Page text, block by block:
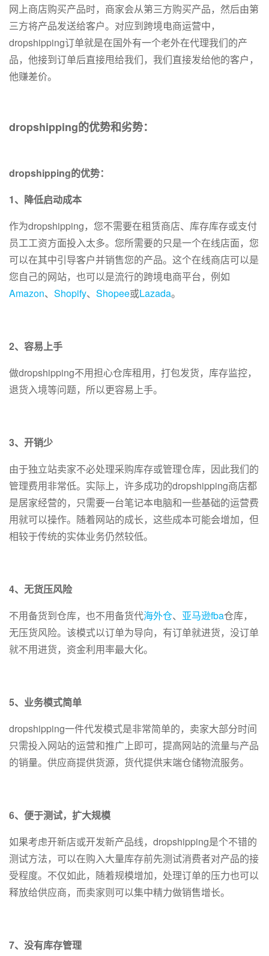
网上商店购买产品时，商家会从第三方购买产品，然后由第
三方将产品发送给客户。对应到跨境电商运营中，
dropshipping订单就是在国外有一个老外在代理我们的产
品，他接到订单后直接甩给我们，我们直接发给他的客户，
他赚差价。
dropshipping的优势和劣势：
dropshipping的优势：
1、降低启动成本
作为dropshipping，您不需要在租赁商店、库存库存或支付
员工工资方面投入太多。您所需要的只是一个在线店面，您
可以在其中引导客户并销售您的产品。这个在线商店可以是
您自己的网站，也可以是流行的跨境电商平台，例如
Amazon、 Shopify、 Shopee或Lazada。
2、容易上手
做dropshipping不用担心仓库租用，打包发货，库存监控，
退货入境等问题，所以更容易上手。
3、开销少
由于独立站卖家不必处理采购库存或管理仓库，因此我们的
管理费用非常低。实际上，许多成功的dropshipping商店都
是居家经营的，只需要一台笔记本电脑和一些基础的运营费
用就可以操作。随着网站的成长，这些成本可能会增加，但
相较于传统的实体业务仍然较低。
4、无货压风险
不用备货到仓库，也不用备货代海外仓、 亚马逊fba仓库，
无压货风险。该模式以订单为导向，有订单就进货，没订单
就不用进货，资金利用率最大化。
5、业务模式简单
dropshipping一件代发模式是非常简单的，卖家大部分时间
只需投入网站的运营和推广上即可，提高网站的流量与产品
的销量。供应商提供货源，货代提供末端仓储物流服务。
6、便于测试，扩大规模
如果考虑开新店或开发新产品线，dropshipping是个不错的
测试方法，可以在购入大量库存前先测试消费者对产品的接
受程度。不仅如此，随着规模增加，处理订单的压力也可以
释放给供应商，而卖家则可以集中精力做销售增长。
7、没有库存管理